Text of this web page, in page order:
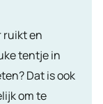
ruikt en
tentje in
Dat is ook
om te